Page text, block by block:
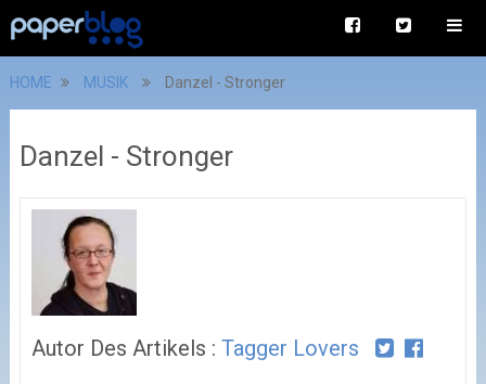
HOME MUSIK Danzel - Stronger
Danzel - Stronger
Autor Des Artikels : Tagger Lovers